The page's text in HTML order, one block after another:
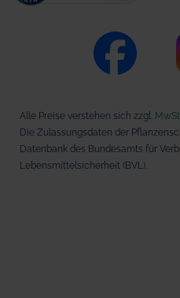
Alle Preise verstehen sich zzgl.
Die Zulassungsdaten der
Datenbank des Bundesamts für
Lebensmittelsicherheit (BVL).